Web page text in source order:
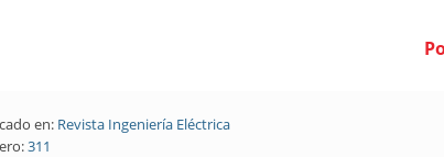
en: Revista Ingeniería Eléctrica
311